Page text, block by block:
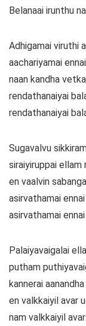
Belanaai irunthu
Adhigamai viruthi
aachariyamai
naan kandha
rendathanaiyai
rendathanaiyai
Sugavalvu
siraiyiruppai ellam
en vaalvin
asirvathamai
asirvathamai
Palaiyavaigalai
putham
kannerai
en valkkaiyil avar
nam valkkaiyil